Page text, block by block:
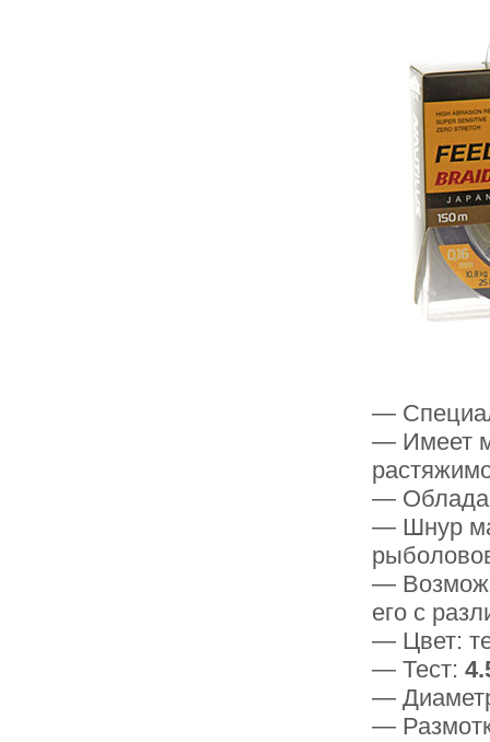
—
— Имеет
—
— Шнур
—
его с
— Цвет:
— Тест:
—
—